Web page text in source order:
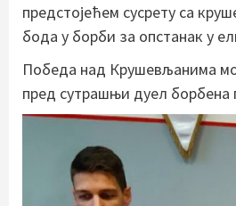
предстојећем сусрету са
бода у борби за опстанак у
Победа над Крушевљанима
пред сутрашњи дуел борбена